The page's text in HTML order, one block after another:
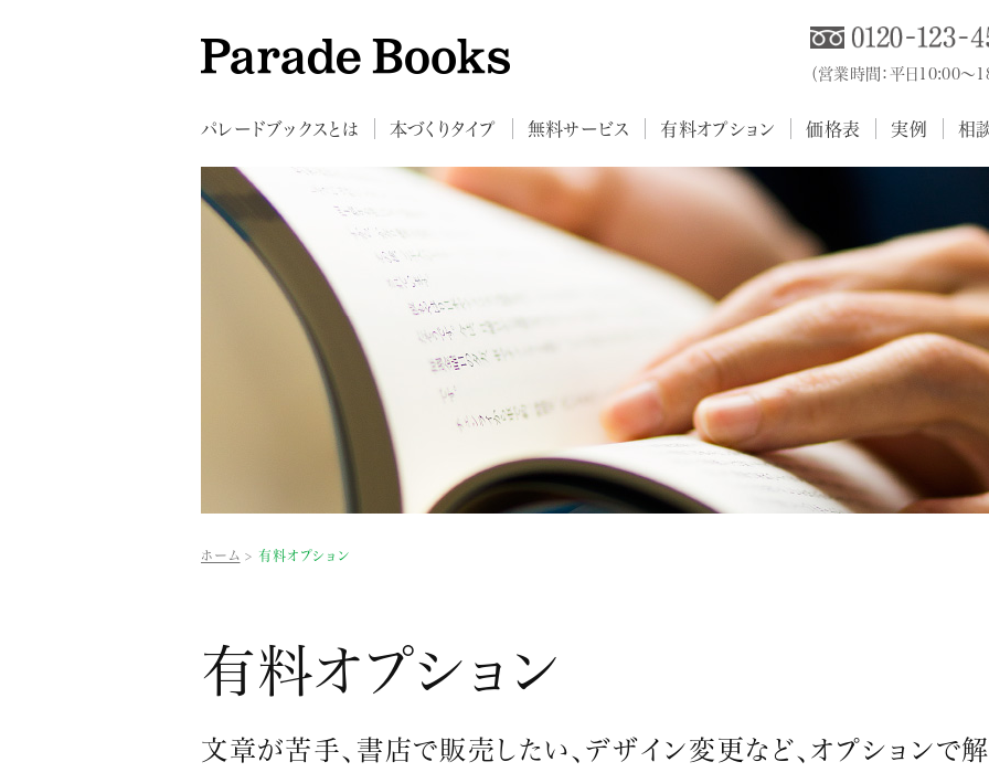
（営業時間：平日10:00
パレードブックスとは 本づくりタイプ 無料サービス 有料オプション 価格表 実例 相
ホーム 有料オプション
有料オプション
文章が苦手、書店で販売したい、デザイン変更など、オプションで